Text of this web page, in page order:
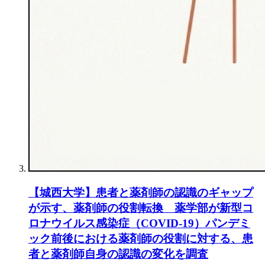
【城西大学】患者と薬剤師の認識のギャップ
が示す、薬剤師の役割転換 薬学部が新型コ
ロナウイルス感染症（COVID-19）パンデミ
ック前後における薬剤師の役割に対する、患
者と薬剤師自身の認識の変化を調査